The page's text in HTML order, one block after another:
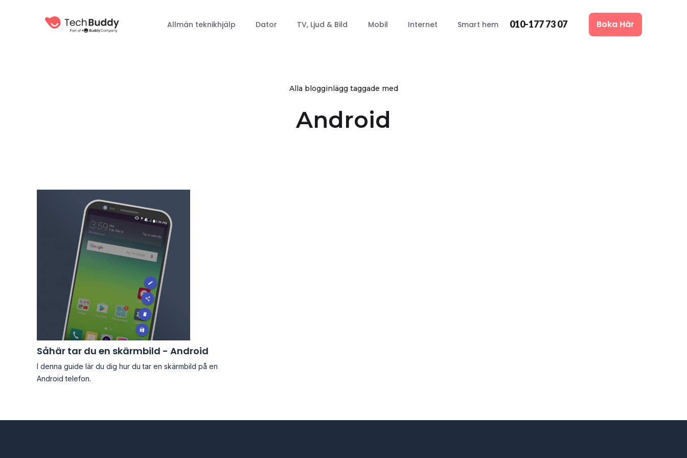
Allmän teknikhjälp Dator TV, Ljud & Bild Mobil Internet Smart hem 010-177 73 07 Boka Här
Alla blogginlägg taggade med
Android
Såhär tar du en skärmbild - Android
I denna guide lär du dig hur du tar en skärmbild på en
Android telefon.